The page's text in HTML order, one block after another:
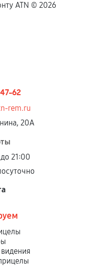
ATN © 2026
62
rem.ru
20А
21:00